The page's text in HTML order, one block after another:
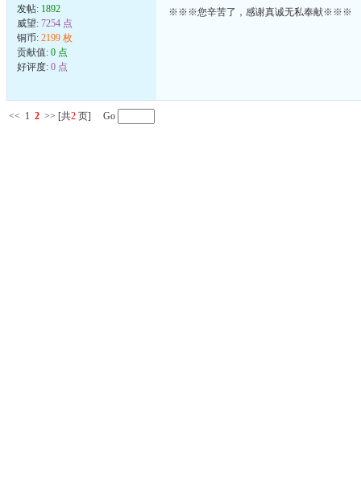
发帖: 1892
威望: 7254 点
铜币: 2199 枚
贡献值: 0 点
好评度: 0 点
※※※您辛苦了，感谢真诚无私奉献※※※
<< 1 2 >> [共2 页] Go